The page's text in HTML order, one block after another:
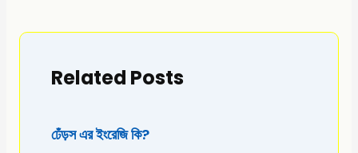
Related Posts
ঢেঁড়স এর ইংরেজি কি?